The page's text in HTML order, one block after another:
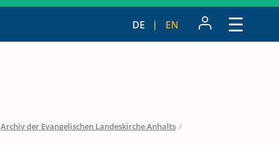
DE EN
Archiv der Evangelischen Landeskirche Anhalts /